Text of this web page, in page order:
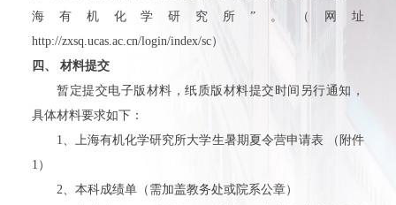
海有机化学研究所”。（网址
http://zxsq.ucas.ac.cn/login/index/sc）
四、
材料提交
暂定提交电子版材料，纸质版材料提交时间另行通知，
具体材料要求如下：
1、上海有机化学研究所大学生暑期夏令营申请表 （附件
1 ）
2、本科成绩单（需加盖教务处或院系公章）